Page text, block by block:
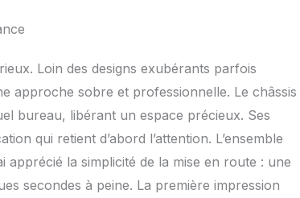
avec un SSD M.2 2242 SATA (jusqu'à 1 To) 8K
l'écran 4 - Le mini PC de bureau GEEKOM
et de 2 ports HDMI 2.0 (4K @ 60Hz). Cela
écrans 8K et deux écrans 4K (quatre écrans
5.2 - Mini ordinateur GEEKOM avec WiFi 6E
2,5G/5G/6G, plus rapide et faible latence.
de bénéficier de connexions Internet rapides
5.2 vous permet de connecter plus
fil (casque, souris, clavier, etc. Support
Loin des designs exubérants parfois
approche sobre et professionnelle. Le châssis
bureau, libérant un espace précieux. Ses
qui retient d’abord l’attention. L’ensemble
apprécié la simplicité de la mise en route : une
secondes à peine. La première impression